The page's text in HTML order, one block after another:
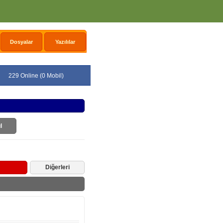
Dosyalar Yazılılar
229 Online (0 Mobil)
Diğerleri